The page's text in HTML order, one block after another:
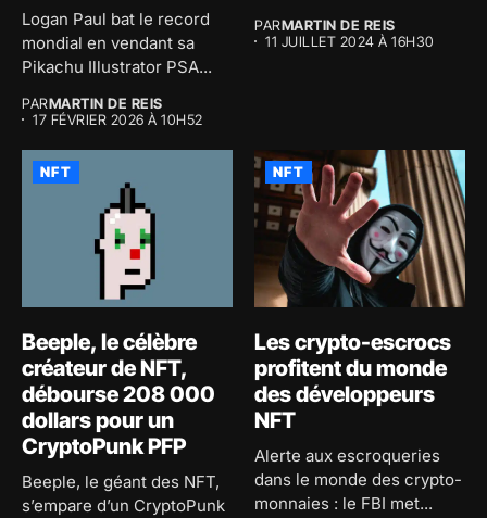
Logan Paul bat le record
mondial en vendant sa
Pikachu Illustrator PSA...
PARMARTIN DE REIS
17 FÉVRIER 2026 À 10H52
de dollars...
PARMARTIN DE REIS
11 JUILLET 2024 À 16H30
NFT
Beeple, le célèbre
créateur de NFT,
débourse 208 000
dollars pour un
CryptoPunk PFP
Beeple, le géant des NFT,
s’empare d’un CryptoPunk
NFT
Les crypto-escrocs
profitent du monde
des développeurs
NFT
Alerte aux escroqueries
dans le monde des crypto-
monnaies : le FBI met...